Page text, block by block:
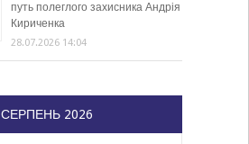
путь полеглого захисника Андрія
Кириченка
28.07.2026 14:04
СЕРПЕНЬ 2026